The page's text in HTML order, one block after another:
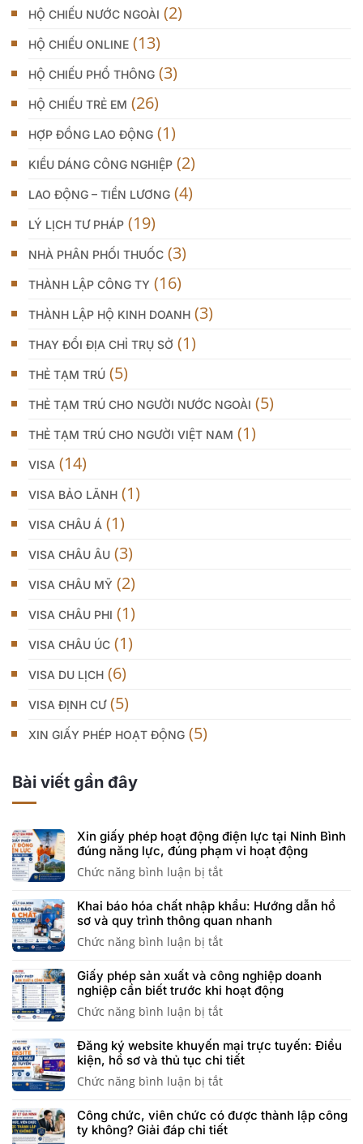
HỘ CHIẾU NƯỚC NGOÀI (2)
HỘ CHIẾU ONLINE (13)
HỘ CHIẾU PHỔ THÔNG (3)
HỘ CHIẾU TRẺ EM (26)
HỢP ĐỒNG LAO ĐỘNG (1)
KIỂU DÁNG CÔNG NGHIỆP (2)
LAO ĐỘNG – TIỀN LƯƠNG (4)
LÝ LỊCH TƯ PHÁP (19)
NHÀ PHÂN PHỐI THUỐC (3)
THÀNH LẬP CÔNG TY (16)
THÀNH LẬP HỘ KINH DOANH (3)
THAY ĐỔI ĐỊA CHỈ TRỤ SỞ (1)
THẺ TẠM TRÚ (5)
THẺ TẠM TRÚ CHO NGƯỜI NƯỚC NGOÀI (5)
THẺ TẠM TRÚ CHO NGƯỜI VIỆT NAM (1)
VISA (14)
VISA BẢO LÃNH (1)
VISA CHÂU Á (1)
VISA CHÂU ÂU (3)
VISA CHÂU MỸ (2)
VISA CHÂU PHI (1)
VISA CHÂU ÚC (1)
VISA DU LỊCH (6)
VISA ĐỊNH CƯ(5)
XIN GIẤY PHÉP HOẠT ĐỘNG (5)
Bài viết gần đây
Xin giấy phép hoạt động điện lực tại Ninh Bình
đúng năng lực, đúng phạm vi hoạt động
Chức năng bình luận bị tắt
giấy
phép
điện
lực
Bình
đúng
đúng
phạm
Khai báo hóa chất nhập khẩu: Hướng dẫn hồ
sơ và quy trình thông quan nhanh
Chức năng bình luận bị tắt
báo
hóa
khẩu:
Hướng
sơ
và
Giấy phép sản xuất và công nghiệp doanh
nghiệp cần biết trước khi hoạt động
Chức năng bình luận bị tắt
phép
sản
công
nghiệp
Đăng ký website khuyến mại trực tuyến: Điều
kiện, hồ sơ và thủ tục chi tiết
Chức năng bình luận bị tắt
ký
website
Công chức, viên chức có được thành lập công
ty không? Giải đáp chi tiết